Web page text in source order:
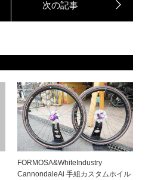
FORMOSA&WhiteIndustry
CannondaleAi 手組カスタムホイル